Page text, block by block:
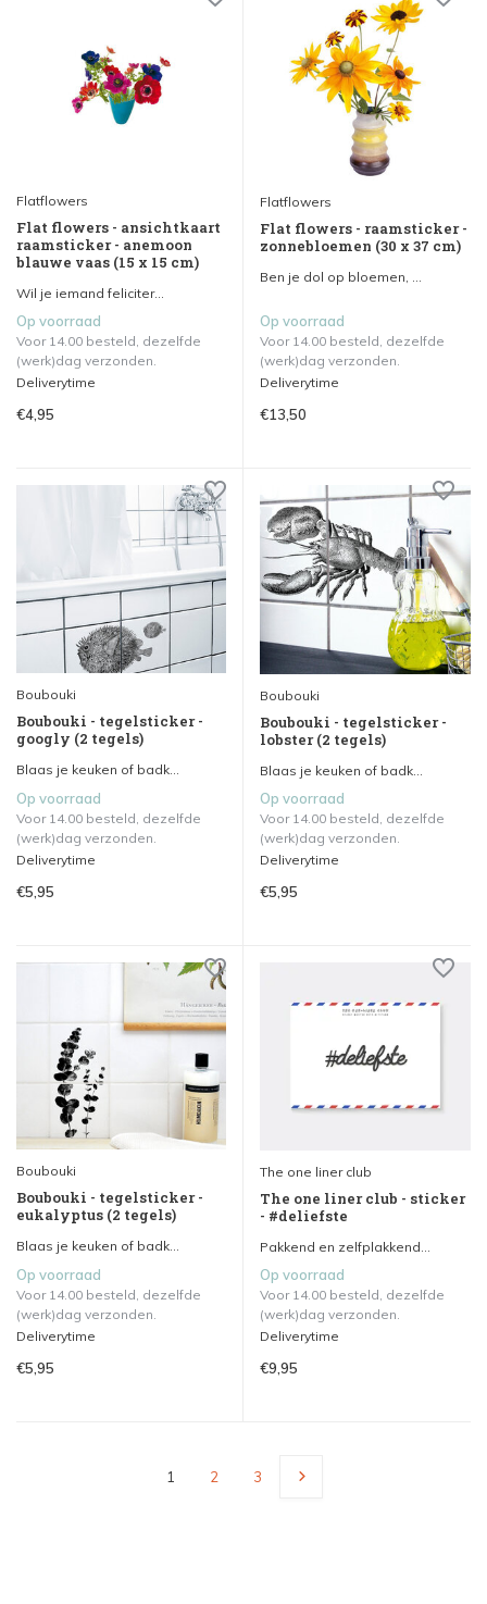
Flatflowers
Flat flowers - ansichtkaart
raamsticker - anemoon
blauwe vaas (15 x 15 cm)
Wil je iemand feliciter...
Op voorraad
Voor 14.00 besteld, dezelfde
(werk)dag verzonden.
Deliverytime
€4,95
Flatflowers
Flat flowers - raamsticker -
zonnebloemen (30 x 37 cm)
Ben je dol op bloemen, ...
Op voorraad
Voor 14.00 besteld, dezelfde
(werk)dag verzonden.
Deliverytime
€13,50
Boubouki
Boubouki - tegelsticker -
googly (2 tegels)
Blaas je keuken of badk...
Op voorraad
Voor 14.00 besteld, dezelfde
(werk)dag verzonden.
Deliverytime
€5,95
Boubouki
Boubouki - tegelsticker -
lobster (2 tegels)
Blaas je keuken of badk...
Op voorraad
Voor 14.00 besteld, dezelfde
(werk)dag verzonden.
Deliverytime
€5,95
Boubouki
Boubouki - tegelsticker -
eukalyptus (2 tegels)
Blaas je keuken of badk...
Op voorraad
Voor 14.00 besteld, dezelfde
(werk)dag verzonden.
Deliverytime
€5,95
The one liner club
The one liner club - sticker
- #deliefste
Pakkend en zelfplakkend...
Op voorraad
Voor 14.00 besteld, dezelfde
(werk)dag verzonden.
Deliverytime
€9,95
1 2 3